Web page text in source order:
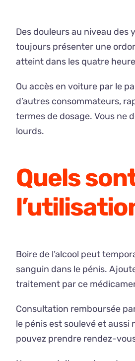
Des douleurs au niveau des
toujours présenter une
atteint dans les quatre
Ou accès en voiture par le
d’autres consommateurs,
termes de dosage. Vous ne
lourds.
Quels
Boire de l’alcool peut
sanguin dans le pénis.
traitement par ce
Consultation remboursée
le pénis est soulevé et aussi
pouvez prendre rendez-